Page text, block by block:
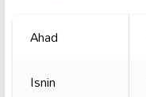
Ahad
Isnin